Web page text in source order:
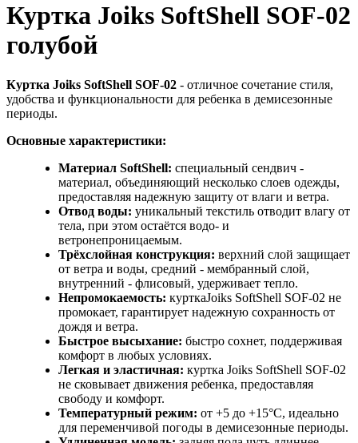
Куртка Joiks SoftShell SOF-02
голубой
Куртка Joiks SoftShell SOF-02 - отличное сочетание стиля,
удобства и функциональности для ребенка в демисезонные
периоды.
Основные характеристики:
Материал SoftShell: специальный сендвич -
материал, объединяющий несколько слоев одежды,
предоставляя надежную защиту от влаги и ветра.
Отвод воды: уникальный текстиль отводит влагу от
тела, при этом остаётся водо- и
ветронепроницаемым.
Трёхслойная конструкция: верхний слой защищает
от ветра и воды, средний - мембранный слой,
внутренний - флисовый, удерживает тепло.
Непромокаемость: курткаJoiks SoftShell SOF-02 не
промокает, гарантирует надежную сохранность от
дождя и ветра.
Быстрое высыхание: быстро сохнет, поддерживая
комфорт в любых условиях.
Легкая и эластичная: куртка Joiks SoftShell SOF-02
не сковывает движения ребенка, предоставляя
свободу и комфорт.
Температурный режим: от +5 до +15°C, идеально
для переменчивой погоды в демисезонные периоды.